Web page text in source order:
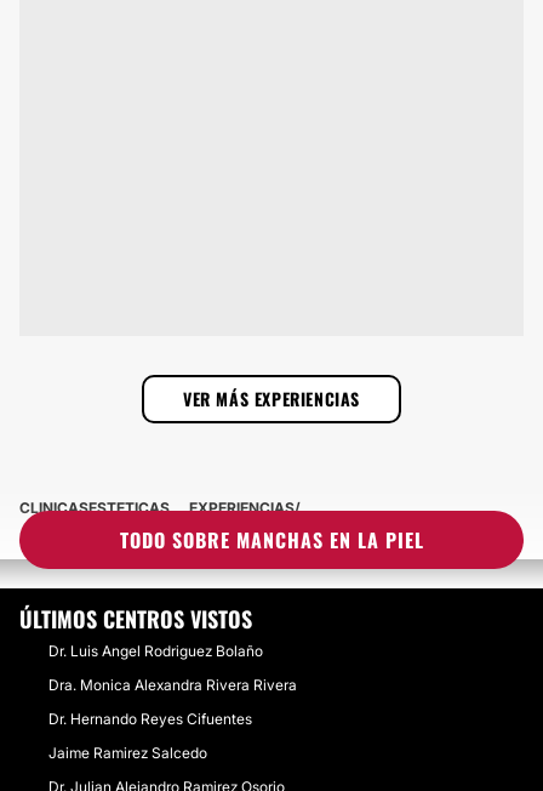
VER MÁS EXPERIENCIAS
TODO SOBRE MANCHAS EN LA PIEL
CLINICASESTETICAS
EXPERIENCIAS
EXPERIENCIAS SOBRE MANCHAS EN LA PIEL
ÚLTIMOS CENTROS VISTOS
Dr. Luis Angel Rodriguez Bolaño
Dra. Monica Alexandra Rivera Rivera
Dr. Hernando Reyes Cifuentes
Jaime Ramirez Salcedo
Dr. Julian Alejandro Ramirez Osorio